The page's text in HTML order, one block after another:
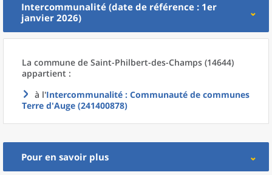
Intercommunalité (date de référence : 1er
janvier 2026)
La commune de Saint-Philbert-des-Champs (14644)
appartient :
à l'Intercommunalité : Communauté de communes
Terre d'Auge (241400878)
Pour en savoir plus